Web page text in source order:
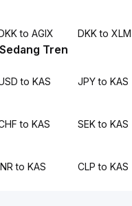
to AGIX DKK to XLM
Tren
to KAS JPY to KAS
to KAS SEK to KAS
to KAS CLP to KAS